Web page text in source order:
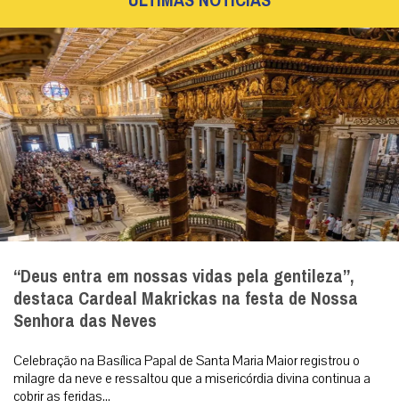
“Deus entra em nossas vidas pela gentileza”,
destaca Cardeal Makrickas na festa de Nossa
Senhora das Neves
Celebração na Basílica Papal de Santa Maria Maior registrou o
milagre da neve e ressaltou que a misericórdia divina continua a
cobrir as feridas...